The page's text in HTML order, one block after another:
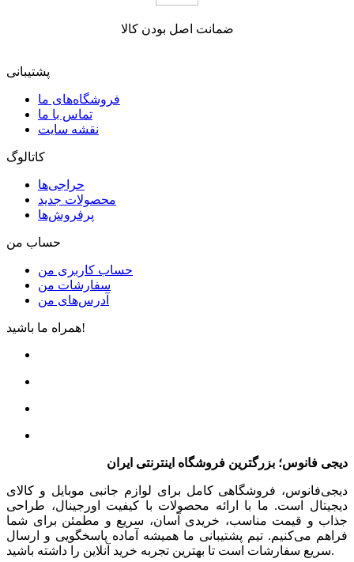
ضمانت اصل بودن کالا
پشتیبانی
فروشگاه‌های ما
تماس با ما
نقشه سایت
کاتالوگ
حراجی‌ها
محصولات جدید
پرفروش‌ها
حساب من
حساب کاربری من
سفارشات من
آدرس‌های من
همراه ما باشید!
دیجی فانوس؛ بزرگترین فروشگاه اینترنتی ایران
دیجی‌فانوس، فروشگاهی کامل برای لوازم جانبی موبایل و کالای
دیجیتال است. ما با ارائه محصولات با کیفیت اورجینال، طراحی
جذاب و قیمت مناسب، خریدی آسان، سریع و مطمئن برای شما
فراهم می‌کنیم. تیم پشتیبانی ما همیشه آماده پاسخگویی و ارسال
سریع سفارشات است تا بهترین تجربه خرید آنلاین را داشته باشید.